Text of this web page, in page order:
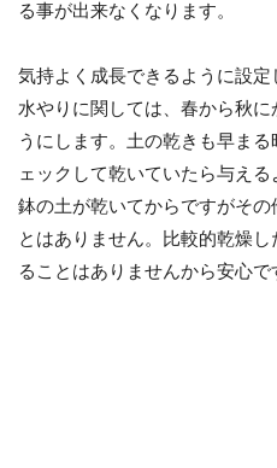
る事が出来なくなります。
気持よく成長できるように設定
水やりに関しては、春から秋
うにします。土の乾きも早ま
ェックして乾いていたら与え
鉢の土が乾いてからですがそ
とはありません。比較的乾燥
ることはありませんから安心で